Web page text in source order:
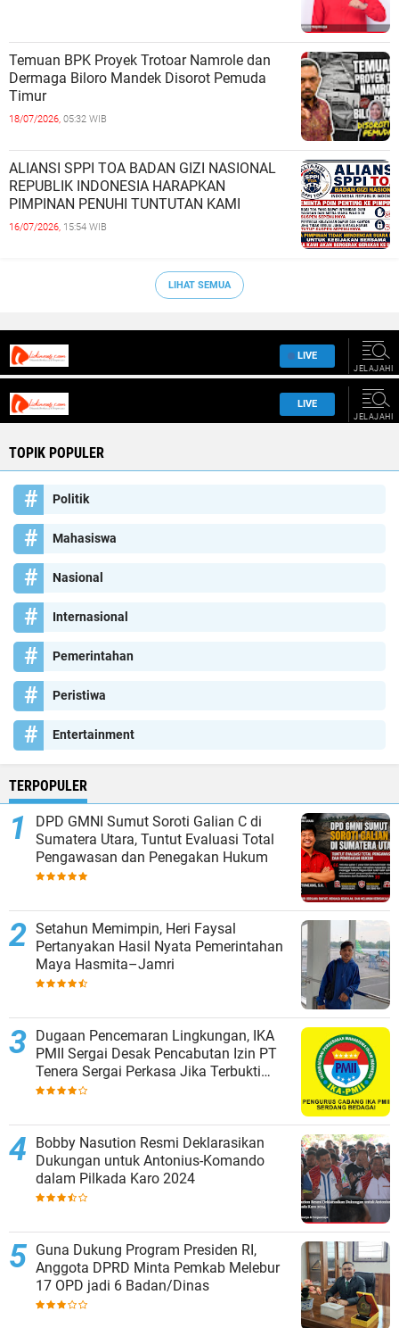
Temuan BPK Proyek Trotoar Namrole dan
Dermaga Biloro Mandek Disorot Pemuda
Timur
18/07/2026, 05:32 WIB
ALIANSI SPPI TOA BADAN GIZI NASIONAL
REPUBLIK INDONESIA HARAPKAN
PIMPINAN PENUHI TUNTUTAN KAMI
16/07/2026, 15:54 WIB
LIHAT SEMUA
TOPIK POPULER
Politik
Mahasiswa
Nasional
Internasional
Pemerintahan
Peristiwa
Entertainment
TERPOPULER
DPD GMNI Sumut Soroti Galian C di
Sumatera Utara, Tuntut Evaluasi Total
Pengawasan dan Penegakan Hukum
Setahun Memimpin, Heri Faysal
Pertanyakan Hasil Nyata Pemerintahan
Maya Hasmita–Jamri
Dugaan Pencemaran Lingkungan, IKA
PMII Sergai Desak Pencabutan Izin PT
Tenera Sergai Perkasa Jika Terbukti
Melanggar
Bobby Nasution Resmi Deklarasikan
Dukungan untuk Antonius-Komando
dalam Pilkada Karo 2024
Guna Dukung Program Presiden RI,
Anggota DPRD Minta Pemkab Melebur
17 OPD jadi 6 Badan/Dinas